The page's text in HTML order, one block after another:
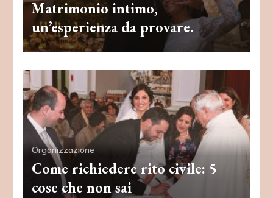
Matrimonio intimo,
un’esperienza da provare.
Organizzazione
Come richiedere rito civile: 5
cose che non sai